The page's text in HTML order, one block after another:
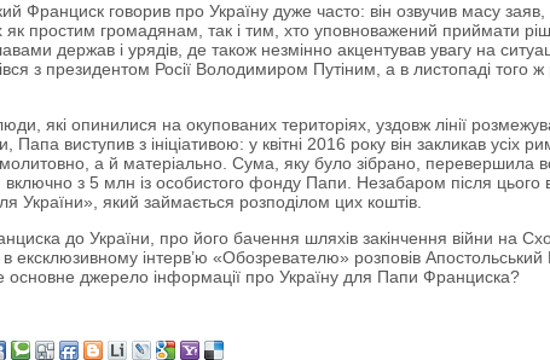
Франциск говорив про Україну дуже часто: він озвучив масу заяв,
як простим громадянам, так і тим, хто уповноважений приймати
держав і урядів, де також незмінно акцентував увагу на
з президентом Росії Володимиром Путіним, а в листопаді того ж
які опинилися на окупованих територіях, уздовж лінії
виступив з ініціативою: у квітні 2016 року він закликав усіх
а й матеріально. Сума, яку було зібрано, перевершила
з 5 млн із особистого фонду Папи. Незабаром після цього в
України», який займається розподілом цих коштів.
до України, про його бачення шляхів закінчення війни на
ексклюзивному інтерв’ю «Обозревателю» розповів Апостольський
основне джерело інформації про Україну для Папи Франциска?